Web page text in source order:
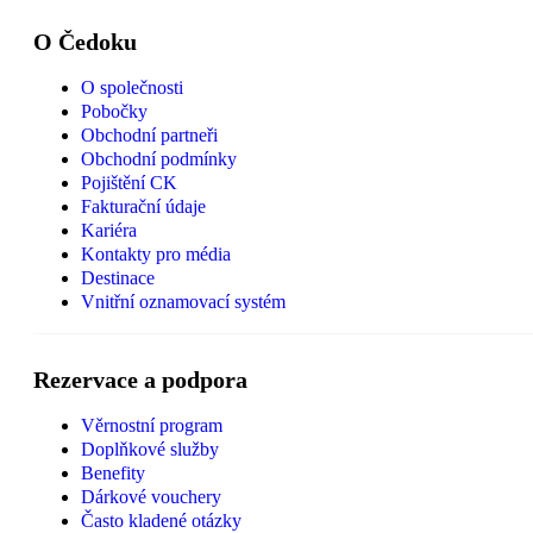
O Čedoku
O společnosti
Pobočky
Obchodní partneři
Obchodní podmínky
Pojištění CK
Fakturační údaje
Kariéra
Kontakty pro média
Destinace
Vnitřní oznamovací systém
Rezervace a podpora
Věrnostní program
Doplňkové služby
Benefity
Dárkové vouchery
Často kladené otázky